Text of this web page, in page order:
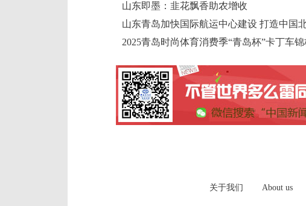
山东即墨：韭花飘香助农增收
2025青岛时尚体育消费季“青岛杯”卡丁车
关于我们 About us